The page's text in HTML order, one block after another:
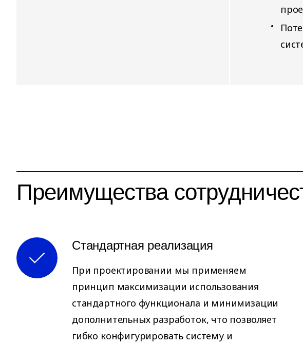
Преимущества
Стандартная реализация
При проектировании мы применяем
принцип максимизации использования
стандартного функционала и минимизации
дополнительных разработок, что позволяет
гибко конфигурировать систему и